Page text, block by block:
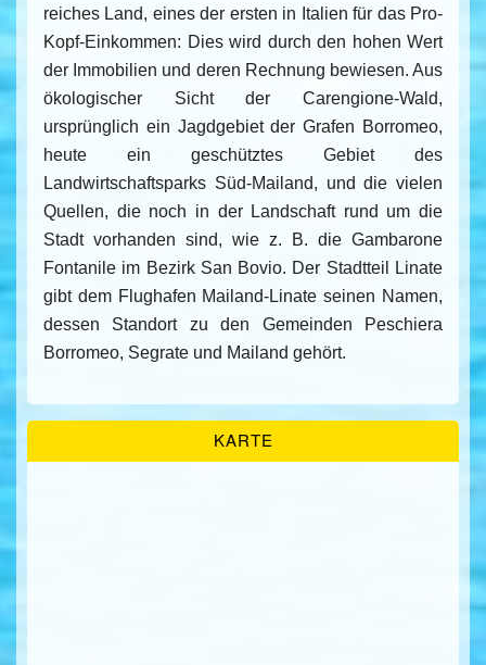
reiches Land, eines der ersten in Italien für das Pro-
Kopf-Einkommen: Dies wird durch den hohen Wert
der Immobilien und deren Rechnung bewiesen. Aus
ökologischer Sicht der Carengione-Wald,
ursprünglich ein Jagdgebiet der Grafen Borromeo,
heute ein geschütztes Gebiet des
Landwirtschaftsparks Süd-Mailand, und die vielen
Quellen, die noch in der Landschaft rund um die
Stadt vorhanden sind, wie z. B. die Gambarone
Fontanile im Bezirk San Bovio. Der Stadtteil Linate
gibt dem Flughafen Mailand-Linate seinen Namen,
dessen Standort zu den Gemeinden Peschiera
Borromeo, Segrate und Mailand gehört.
KARTE